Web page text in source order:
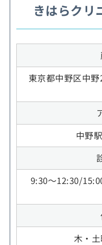
きはらクリ
東京都中野区中
中野
9:30～12:30/
木・